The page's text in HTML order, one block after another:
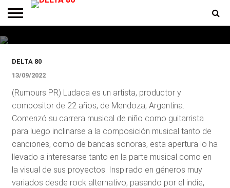
PREMIOS
PRODUCCIONES
PROGRAMACION
CONTACTO
HOMEPAGE
MUSICA
Ludaca presenta su primer EP
DELTA 80
13/09/2022
(Rumours PR) Ludaca es un artista, productor y
compositor de 22 años, de Mendoza, Argentina.
Comenzó su carrera musical de niño como guitarrista
para luego inclinarse a la composición musical tanto de
canciones, como de bandas sonoras, esta apertura lo ha
llevado a interesarse tanto en la parte musical como en
la visual de sus proyectos. Inspirado en géneros muy
variados desde rock alternativo, pasando por el indie,